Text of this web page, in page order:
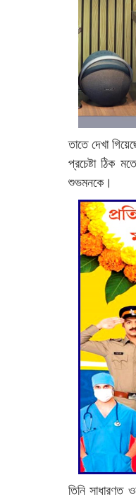
তাতে দেখা
প্রচেষ্টা ঠিক
শুভমনকে।
তিনি সাধারণত